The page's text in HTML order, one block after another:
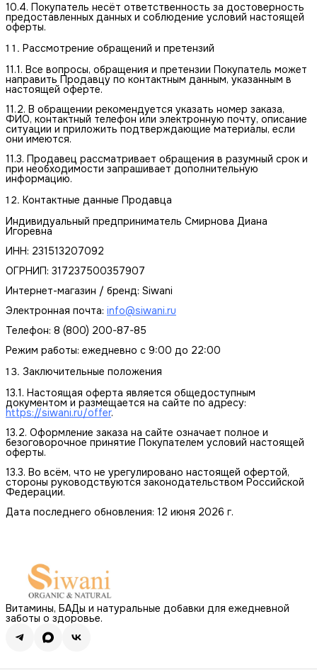
10.4. Покупатель несёт ответственность за достоверность
предоставленных данных и соблюдение условий настоящей
оферты.
Рассмотрение обращений и претензий
11.1. Все вопросы, обращения и претензии Покупатель может
направить Продавцу по контактным данным, указанным в
настоящей оферте.
11.2. В обращении рекомендуется указать номер заказа,
ФИО, контактный телефон или электронную почту, описание
ситуации и приложить подтверждающие материалы, если
они имеются.
11.3. Продавец рассматривает обращения в разумный срок и
при необходимости запрашивает дополнительную
информацию.
Контактные данные Продавца
Индивидуальный предприниматель Смирнова Диана
Игоревна
ИНН: 231513207092
ОГРНИП: 317237500357907
Интернет-магазин / бренд: Siwani
Электронная почта: info@siwani.ru
Телефон: 8 (800) 200-87-85
Режим работы: ежедневно с 9:00 до 22:00
Заключительные положения
13.1. Настоящая оферта является общедоступным
документом и размещается на сайте по адресу:
https://siwani.ru/offer.
13.2. Оформление заказа на сайте означает полное и
безоговорочное принятие Покупателем условий настоящей
оферты.
13.3. Во всём, что не урегулировано настоящей офертой,
стороны руководствуются законодательством Российской
Федерации.
Дата последнего обновления: 12 июня 2026 г.
Витамины, БАДы и натуральные добавки для ежедневной
заботы о здоровье.